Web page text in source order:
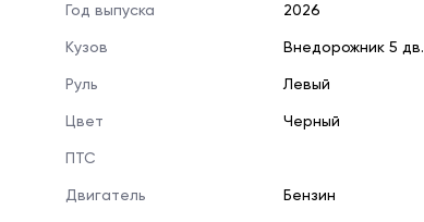
Год выпуска 2026
Кузов Внедорожник 5 дв.
Руль Левый
Цвет Черный
ПТС
Двигатель Бензин